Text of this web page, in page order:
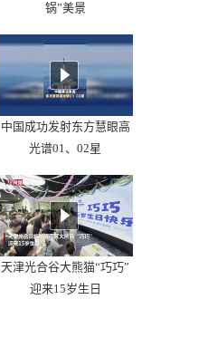
锅”美景
中国成功发射东方慧眼高
光谱01、02星
天津光合谷大熊猫“巧巧”
迎来15岁生日